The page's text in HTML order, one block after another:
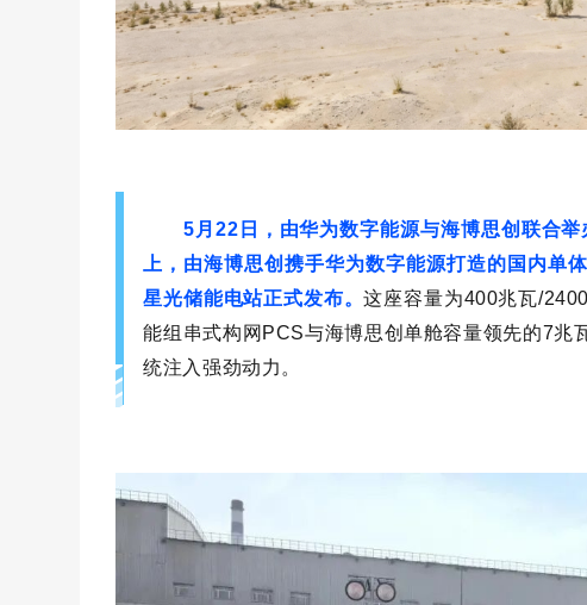
5月22日，由华为数字能源与海博思创联合
上，由海博思创携手华为数字能源打造的国内
星光储能电站正式发布。这座容量为400兆瓦/
能组串式构网PCS与海博思创单舱容量领先的7兆
统注入强劲动力。